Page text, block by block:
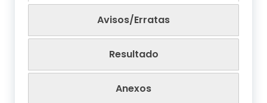
Avisos/Erratas
Resultado
Anexos